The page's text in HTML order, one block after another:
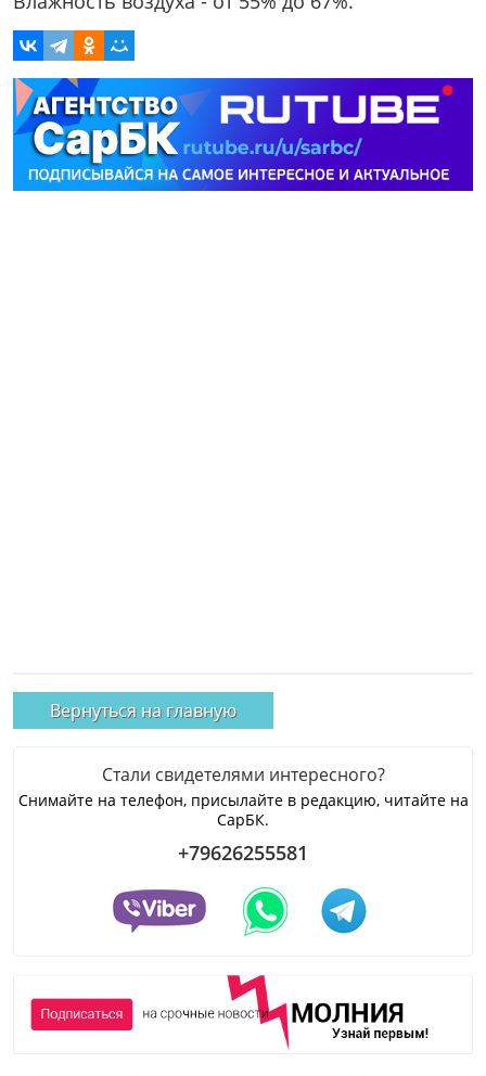
Вернуться на главную
Стали свидетелями интересного?
Снимайте на телефон, присылайте в редакцию, читайте на
СарБК.
+79626255581